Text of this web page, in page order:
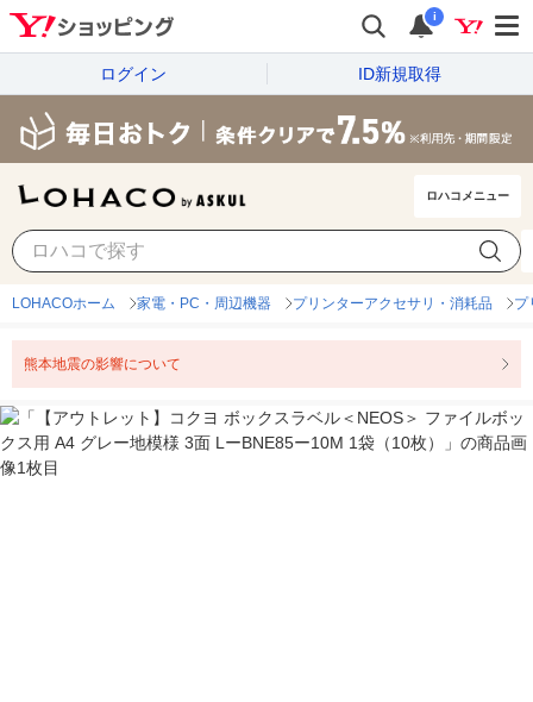
i
ログイン ID新規取得
ロハコメニュー
LOHACOホーム 家電・PC・周辺機器 プリンターアクセサリ・消耗品 プ
熊本地震の影響について